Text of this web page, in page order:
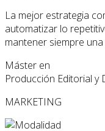
La mejor estrategia
automatizar lo
mantener siempre
Máster en
Producción Editorial y
MARKETING